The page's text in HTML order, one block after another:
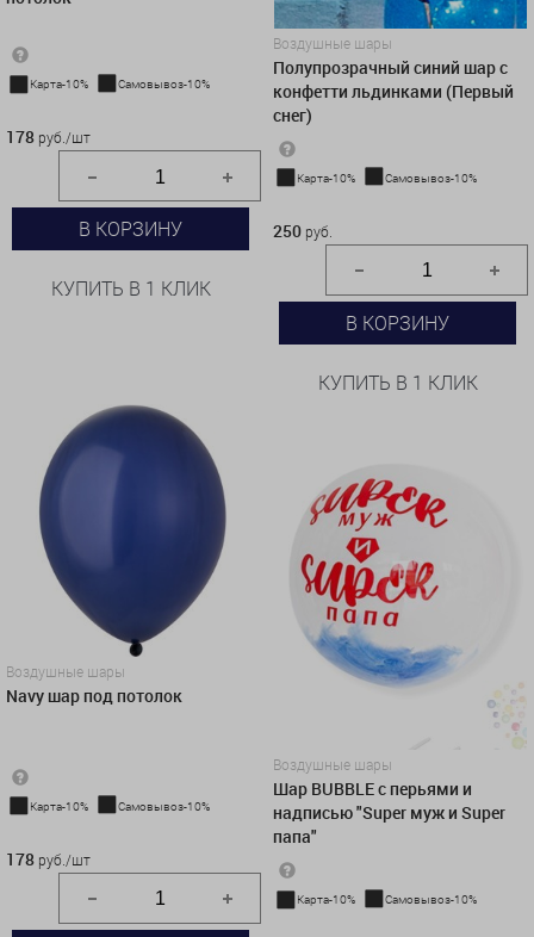
Карта-10% Самовывоз-10%
178 руб./шт
В КОРЗИНУ
КУПИТЬ В 1 КЛИК
Воздушные шары
Полупрозрачный синий шар с
конфетти льдинками (Первый
снег)
Карта-10% Самовывоз-10%
250 руб.
В КОРЗИНУ
КУПИТЬ В 1 КЛИК
Воздушные шары
Navy шар под потолок
Карта-10% Самовывоз-10%
178 руб./шт
Воздушные шары
Шар BUBBLE с перьями и
надписью "Super муж и Super
папа"
Карта-10% Самовывоз-10%